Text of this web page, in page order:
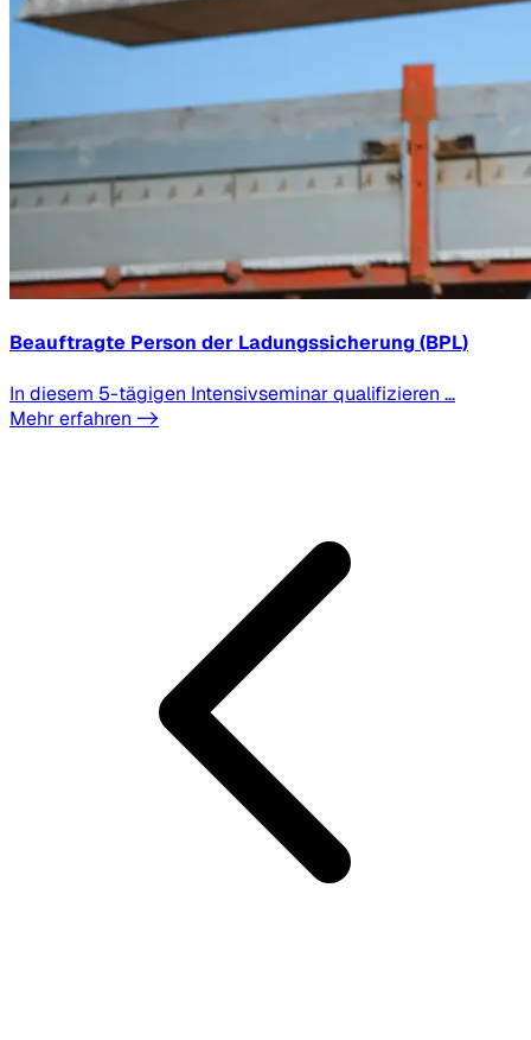
Beauftragte Person der Ladungssicherung (BPL)
In diesem 5-tägigen Intensivseminar qualifizieren ...
Mehr erfahren ->